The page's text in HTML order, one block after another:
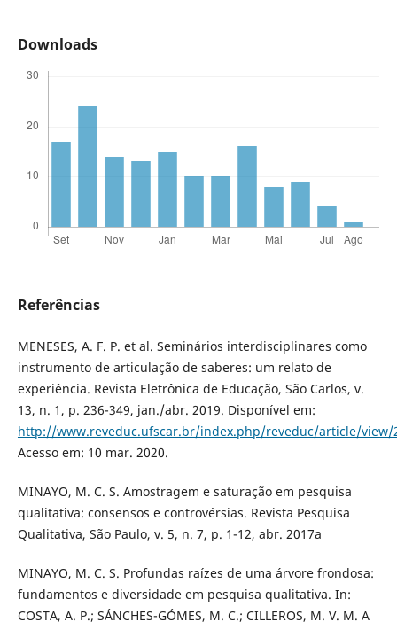
Downloads
Referências
MENESES, A. F. P. et al. Seminários interdisciplinares como
instrumento de articulação de saberes: um relato de
experiência. Revista Eletrônica de Educação, São Carlos, v.
13, n. 1, p. 236-349, jan./abr. 2019. Disponível em:
http://www.reveduc.ufscar.br/index.php/reveduc/article/view/
Acesso em: 10 mar. 2020.
MINAYO, M. C. S. Amostragem e saturação em pesquisa
qualitativa: consensos e controvérsias. Revista Pesquisa
Qualitativa, São Paulo, v. 5, n. 7, p. 1-12, abr. 2017a
MINAYO, M. C. S. Profundas raízes de uma árvore frondosa:
fundamentos e diversidade em pesquisa qualitativa. In:
COSTA, A. P.; SÁNCHES-GÓMES, M. C.; CILLEROS, M. V. M. A